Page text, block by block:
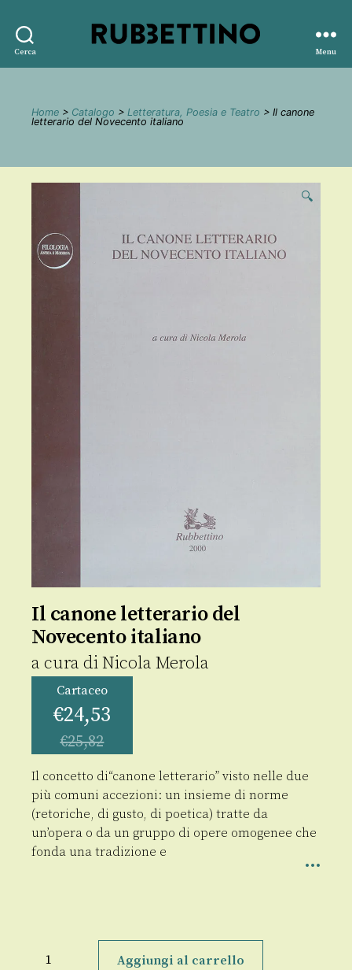
Cerca
editore
Menu
Home > Catalogo > Letteratura, Poesia e Teatro > Il canone
letterario del Novecento italiano
🔍
Il canone letterario del
Novecento italiano
a cura diNicola Merola
Cartaceo
€24,53
€25,82
Il concetto di“canone letterario” visto nelle due
più comuni accezioni: un insieme di norme
(retoriche, di gusto, di poetica) tratte da
un’opera o da un gruppo di opere omogenee che
fonda una tradizione e
canone
Aggiungi al carrello